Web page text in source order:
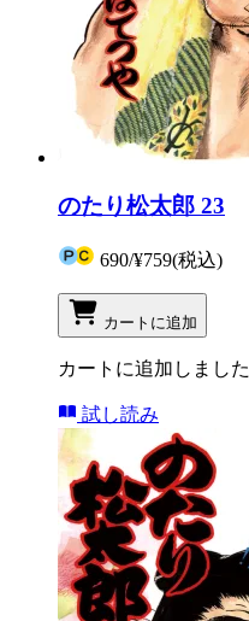
のたり松太郎 23
690/¥759(税込)
カートに追加
カートに追加しました
試し読み